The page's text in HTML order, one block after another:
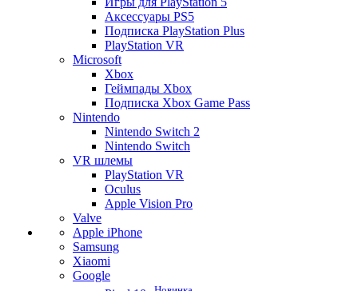
Аксессуары PS5
Подписка PlayStation Plus
PlayStation VR
Microsoft
Xbox
Геймпады Xbox
Подписка Xbox Game Pass
Nintendo
Nintendo Switch 2
Nintendo Switch
VR шлемы
PlayStation VR
Oculus
Apple Vision Pro
Valve
Apple iPhone
Samsung
Xiaomi
Google